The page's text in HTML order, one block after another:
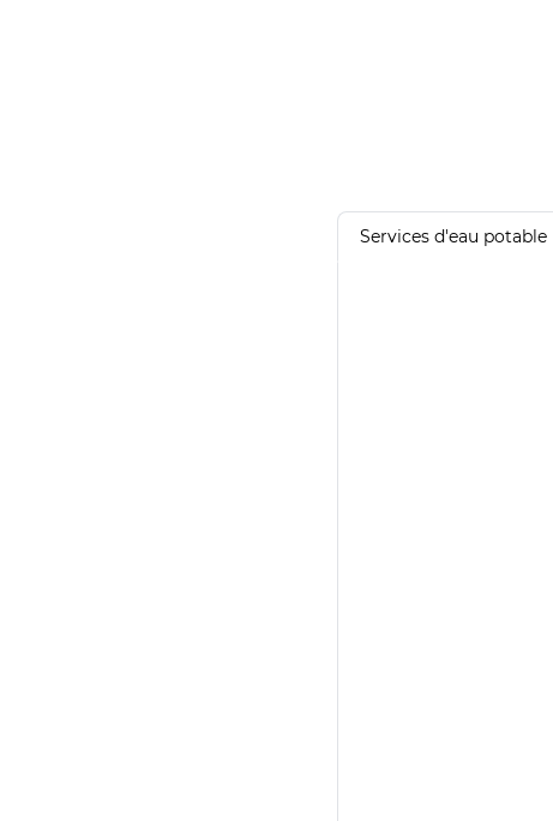
Services d'eau potable